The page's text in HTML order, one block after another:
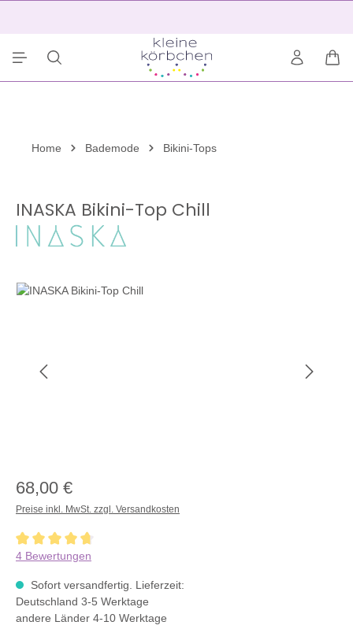
Home Bademode Bikini-Tops
INASKA Bikini-Top Chill
Bildergalerie überspringen
68,00 €
Preise inkl. MwSt. zzgl. Versandkosten
Durchschnittliche Bewertung von 4.7 von 5 Sternen
4 Bewertungen
Sofort versandfertig. Lieferzeit:
Deutschland 3-5 Werktage
andere Länder 4-10 Werktage